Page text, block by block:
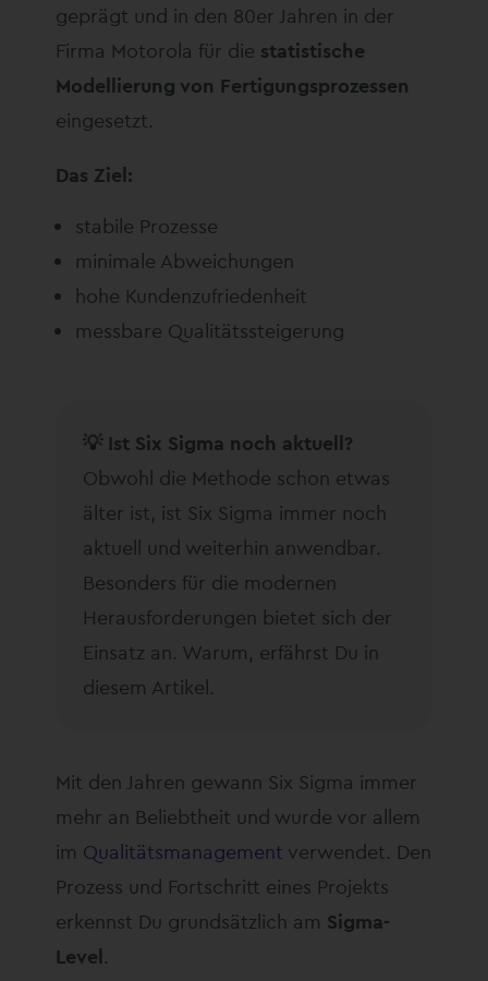
geprägt und in den 80er Jahren in der
Firma Motorola für die statistische
Modellierung von Fertigungsprozessen
eingesetzt.
Das Ziel:
stabile Prozesse
minimale Abweichungen
hohe Kundenzufriedenheit
messbare Qualitätssteigerung
💡 Ist Six Sigma noch aktuell?
Obwohl die Methode schon etwas
älter ist, ist Six Sigma immer noch
aktuell und weiterhin anwendbar.
Besonders für die modernen
Herausforderungen bietet sich der
Einsatz an. Warum, erfährst Du in
diesem Artikel.
Mit den Jahren gewann Six Sigma immer
mehr an Beliebtheit und wurde vor allem
im Qualitätsmanagement verwendet. Den
Prozess und Fortschritt eines Projekts
erkennst Du grundsätzlich am Sigma-
Level.